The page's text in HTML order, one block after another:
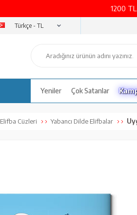
1200
Türkçe - TL
Yeniler Çok Satanlar
Elifba Cüzleri Yabancı Dilde Elifbalar